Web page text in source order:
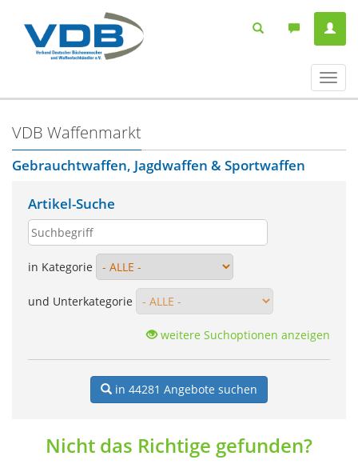
ein-/
VDB Waffenmarkt
Gebrauchtwaffen, Jagdwaffen & Sportwaffen
Artikel-Suche
in Kategorie
und Unterkategorie
weitere Suchoptionen anzeigen
in 44281 Angebote suchen
Nicht das Richtige gefunden?